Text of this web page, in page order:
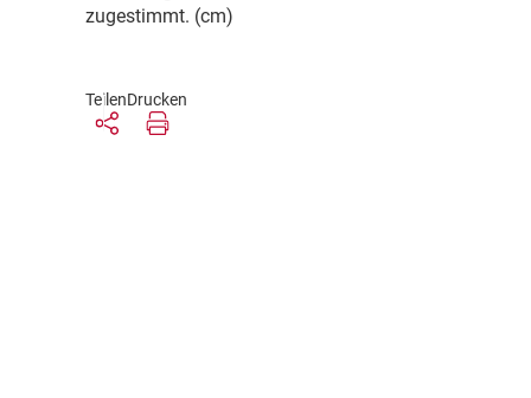
zugestimmt. (cm)
TeilenDrucken